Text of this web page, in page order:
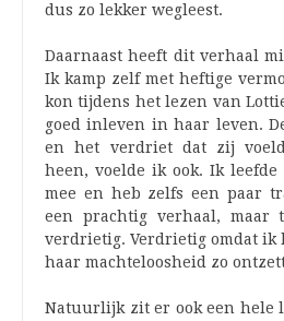
dus zo lekker wegleest.
Daarnaast heeft dit verhaal
Ik kamp zelf met heftige
kon tijdens het lezen van
goed inleven in haar leven.
en het verdriet dat zij
heen, voelde ik ook. Ik
mee en heb zelfs een paar
een prachtig verhaal, maar
verdrietig. Verdrietig omdat ik
haar machteloosheid zo
Natuurlijk zit er ook een hele